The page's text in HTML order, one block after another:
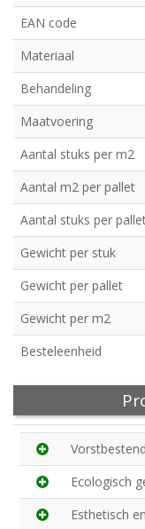
EAN code
Materiaal
Behandeling
Maatvoering
Aantal stuks per m2
Aantal m2 per pallet
Aantal stuks per
Gewicht per stuk
Gewicht per pallet
Gewicht per m2
Besteleenheid
Ecologisch
Esthetisch